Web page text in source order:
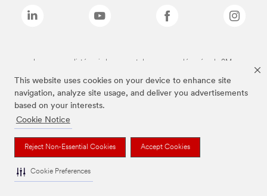
This website uses cookies on your device to enhance site
navigation, analyze site usage, and deliver you advertisements
based on your interests.
Cookie Notice
Reject Non-Essential Cookies Accept Cookies
Cookie Preferences
Les marques listées ci-dessus sont des marques déposées de 3M.